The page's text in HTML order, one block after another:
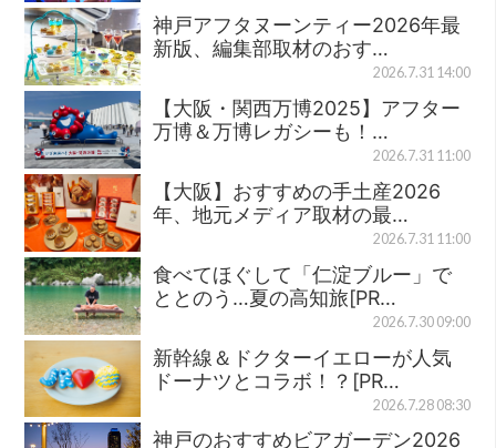
神戸アフタヌーンティー2026年最
新版、編集部取材のおす…
2026.7.31 14:00
【大阪・関西万博2025】アフター
万博＆万博レガシーも！…
2026.7.31 11:00
【大阪】おすすめの手土産2026
年、地元メディア取材の最…
2026.7.31 11:00
食べてほぐして「仁淀ブルー」で
ととのう…夏の高知旅[PR…
2026.7.30 09:00
新幹線＆ドクターイエローが人気
ドーナツとコラボ！？[PR…
2026.7.28 08:30
神戸のおすすめビアガーデン2026